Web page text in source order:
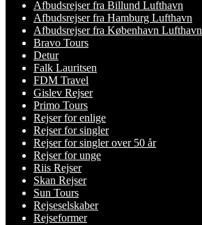
Afbudsrejser fra Billund Lufthavn
Afbudsrejser fra Hamburg Lufthavn
Afbudsrejser fra København Lufthavn
Bravo Tours
Detur
Falk Lauritsen
FDM Travel
Gislev Rejser
Primo Tours
Rejser for enlige
Rejser for singler
Rejser for singler over 50 år
Rejser for unge
Riis Rejser
Skan Rejser
Sun Tours
Rejseselskaber
Rejseformer